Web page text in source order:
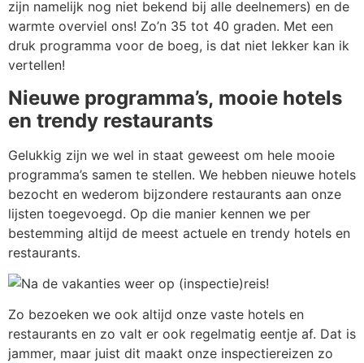
zijn namelijk nog niet bekend bij alle deelnemers) en de
warmte overviel ons! Zo’n 35 tot 40 graden. Met een
druk programma voor de boeg, is dat niet lekker kan ik
vertellen!
Nieuwe programma’s, mooie hotels
en trendy restaurants
Gelukkig zijn we wel in staat geweest om hele mooie
programma’s samen te stellen. We hebben nieuwe hotels
bezocht en wederom bijzondere restaurants aan onze
lijsten toegevoegd. Op die manier kennen we per
bestemming altijd de meest actuele en trendy hotels en
restaurants.
Zo bezoeken we ook altijd onze vaste hotels en
restaurants en zo valt er ook regelmatig eentje af. Dat is
jammer, maar juist dit maakt onze inspectiereizen zo